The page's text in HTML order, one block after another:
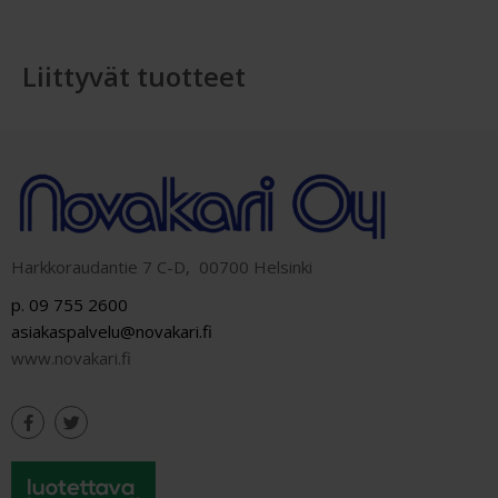
Liittyvät tuotteet
Harkkoraudantie 7 C-D, 00700 Helsinki
p. 09 755 2600
asiakaspalvelu@novakari.fi
www.novakari.fi